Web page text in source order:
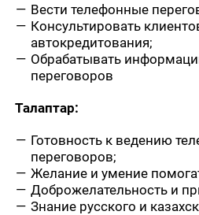
Вести телефонные
Консультировать
автокредитования;
Обрабатывать
переговоров
Талаптар:
Готовность к ведению
переговоров;
Желание и умение
Доброжелательность и
Знание русского и